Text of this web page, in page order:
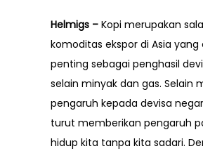
Testimonials
Helmigs –Kopi merupakan
komoditas ekspor di Asia yang
penting sebagai penghasil
selain minyak dan gas. Selain
pengaruh kepada devisa
turut memberikan pengaruh
hidup kita tanpa kita sadari.